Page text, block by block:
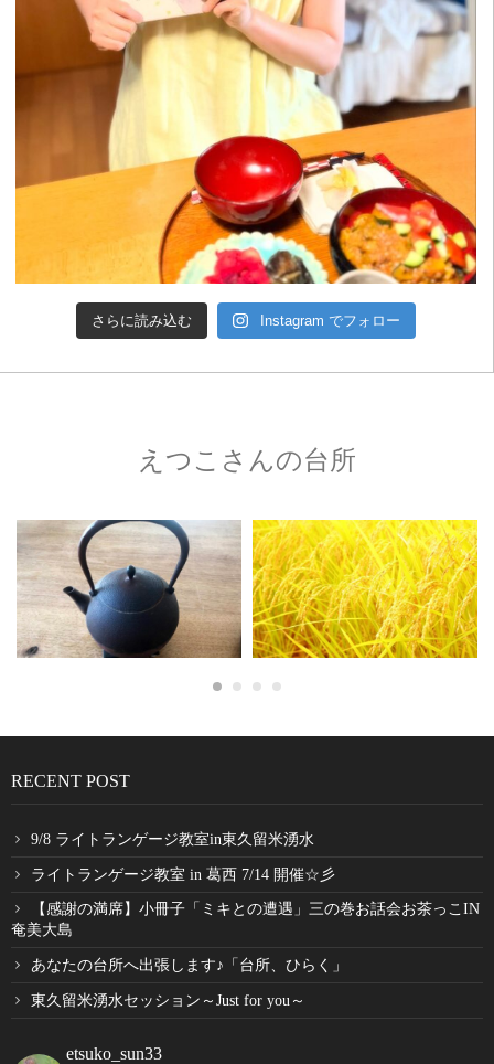
さらに読み込む Instagram でフォロー
えつこさんの台所
RECENT POST
9/8 ライトランゲージ教室in東久留米湧水
ライトランゲージ教室 in 葛西 7/14 開催☆彡
【感謝の満席】小冊子「ミキとの遭遇」三の巻お話会お茶っこIN
奄美大島
あなたの台所へ出張します♪「台所、ひらく」
東久留米湧水セッション～Just for you～
etsuko_sun33